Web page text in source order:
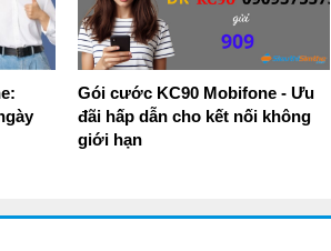
Gói cước KC90 Mobifone - Ưu
đãi hấp dẫn cho kết nối không
giới hạn